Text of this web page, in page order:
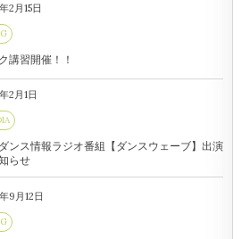
2月15日
講習開催！！
2月1日
ンス情報ラジオ番組【ダンスウェーブ】出演
らせ
9月12日